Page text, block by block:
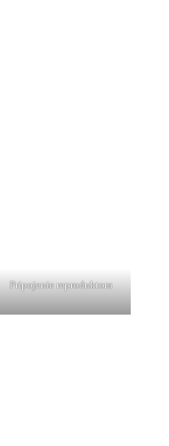
Pripojenie reproduktora